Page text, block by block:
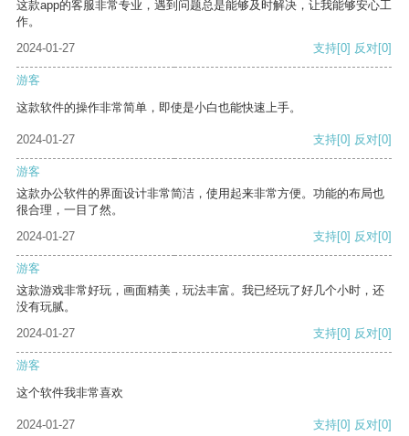
这款app的客服非常专业，遇到问题总是能够及时解决，让我能够安心工
作。
2024-01-27
支持[0] 反对[0]
游客
这款软件的操作非常简单，即使是小白也能快速上手。
2024-01-27 支持[0] 反对[0]
游客
这款办公软件的界面设计非常简洁，使用起来非常方便。功能的布局也
很合理，一目了然。
2024-01-27
支持[0] 反对[0]
游客
这款游戏非常好玩，画面精美，玩法丰富。我已经玩了好几个小时，还
没有玩腻。
2024-01-27
支持[0] 反对[0]
游客
这个软件我非常喜欢
2024-01-27 支持[0] 反对[0]